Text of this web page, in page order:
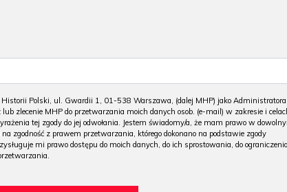
Polski, ul. Gwardii 1, 01-538 Warszawa, (dalej MHP) jako Administratora
zlecenie MHP do przetwarzania moich danych osob. (e-mail) w zakresie i
tej zgody do jej odwołania. Jestem świadomy/a, że mam prawo w
zgodność z prawem przetwarzania, którego dokonano na podstawie zgody
mi prawo dostępu do moich danych, do ich sprostowania, do ograniczenia